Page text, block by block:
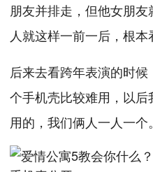
朋友并排走，但他女朋
人就这样一前一后，根本
后来去看跨年表演的时
个手机壳比较难用，以
用的，我们俩人一人一个。